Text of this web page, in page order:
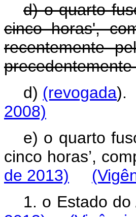
d) o quarto
cinco horas',
recentemente
d) (revogada
2008)
e) o quarto
cinco
de 2013)
1. o